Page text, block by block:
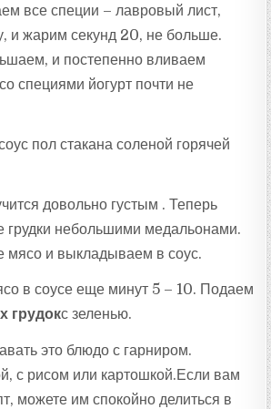
все специи – лавровый лист,
и жарим секунд 20, не больше.
и постепенно вливаем
специями йогурт почти не
пол стакана соленой горячей
довольно густым . Теперь
грудки небольшими медальонами.
мясо и выкладываем в соус.
в соусе еще минут 5 – 10. Подаем
грудокс зеленью.
это блюдо с гарниром.
с рисом или картошкой.Если вам
можете им спокойно делиться в